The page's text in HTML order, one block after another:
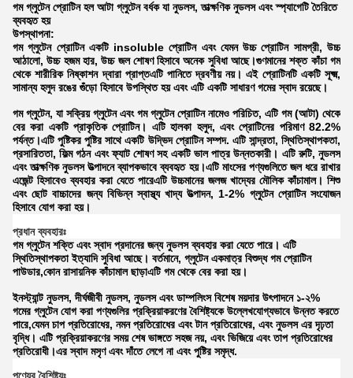
গম গ্লুটেন প্রোটিন হল আটা গ্লুটেন বর্ধক যা নুডলস, তাত্ক্ষণিক নুডলস এবং স্প্যাগেটি তৈরিতে
ব্যবহৃত হয়
উপস্থাপনা:
গম গ্লুটেন প্রোটিন একটি insoluble প্রোটিন এবং যেমন উচ্চ প্রোটিন সামগ্রী, উচ্চ
আঠালো, উচ্চ হজম হার, উচ্চ জল শোষণ হিসাবে অনেক সুবিধা আছে।গুণমানের শক্ত কাঁচা গম
থেকে শারীরিক নিষ্কাশন দ্বারা প্রাপ্তএটি পানিতে দ্রবণীয় নয়। এই প্রোটিনটি একটি সূক্ষ্ম,
সামান্য হলুদ রঙের গুঁড়ো হিসাবে উপস্থিত হয় এবং এটি একটি সাধারণ গমের স্বাদ রয়েছে।
গম গ্লুটেন, যা সক্রিয় গ্লুটেন এবং গম গ্লুটেন প্রোটিন নামেও পরিচিত, এটি গম (আটা) থেকে
বের করা একটি প্রাকৃতিক প্রোটিন। এটি হালকা হলুদ, এবং প্রোটিনের পরিমাণ 82.2%
পর্যন্ত।এটি পুষ্টিকর পুষ্টির সাথে একটি উদ্ভিদ প্রোটিন সম্পদ. এটি সান্দ্রতা, স্থিতিস্থাপকতা,
প্রসারিততা, ফিল্ম গঠন এবং ফ্যাট শোষণ সহ একটি ভাল পাত্র উন্নতকারী। এটি রুটি, নুডলস
এবং তাত্ক্ষণিক নুডলস উত্পাদনে ব্যাপকভাবে ব্যবহৃত হয়।এটি মাংসের পণ্যগুলিতে জল ধরে রাখার
এজেন্ট হিসাবেও ব্যবহার করা যেতে পারেএটি উচ্চমানের জলজ খাদ্যের মৌলিক কাঁচামাল। শিশু
এবং ছোট বাচ্চাদের জন্য বিভিন্ন স্বাস্থ্য খাদ্য উত্পাদন, 1-2% গ্লুটেন প্রোটিন সংযোজন
হিসাবে যোগ করা হয়।
প্রধান ব্যবহারঃ
গম গ্লুটেন শক্তি এবং স্বাদ প্রদানের জন্য নুডলস ব্যবহার করা যেতে পারে। এটি
স্থিতিস্থাপকতা ইত্যাদি সুবিধা আছে। বর্তমানে, গ্লুটেন একমাত্র বিশুদ্ধ গম প্রোটিন
পাউডার,কোন রাসায়নিক কাঁচামাল ছাড়াএটি গম থেকে বের করা হয়।
ইনস্ট্যান্ট নুডলস, দীর্ঘজীবী নুডলস, নুডলস এবং ডাম্পলিংস বিশেষ ময়দার উৎপাদনে ১-২%
গমের গ্লুটেন যোগ করা পণ্যগুলির প্রক্রিয়াকরণের বৈশিষ্ট্যকে উল্লেখযোগ্যভাবে উন্নত করতে
পারে,যেমন চাপ প্রতিরোধের, নমন প্রতিরোধের এবং টান প্রতিরোধের, এবং নুডলস এর দৃঢ়তা
বৃদ্ধি। এটি প্রক্রিয়াকরণের সময় শেষ ভাঙ্গতে সহজ নয়, এবং ভিজিয়ে এবং তাপ প্রতিরোধের
প্রতিরোধী।এর স্বাদ মসৃণ এবং দাঁতে লেগে না এবং পুষ্টির সমৃদ্ধ.